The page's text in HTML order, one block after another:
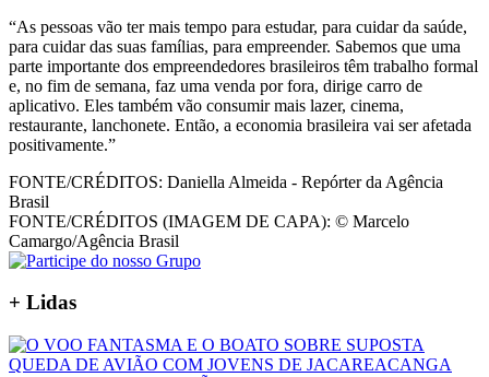
“As pessoas vão ter mais tempo para estudar, para cuidar da saúde,
para cuidar das suas famílias, para empreender. Sabemos que uma
parte importante dos empreendedores brasileiros têm trabalho formal
e, no fim de semana, faz uma venda por fora, dirige carro de
aplicativo. Eles também vão consumir mais lazer, cinema,
restaurante, lanchonete. Então, a economia brasileira vai ser afetada
positivamente.”
FONTE/CRÉDITOS: Daniella Almeida - Repórter da Agência
Brasil
FONTE/CRÉDITOS (IMAGEM DE CAPA): © Marcelo
Camargo/Agência Brasil
+ Lidas